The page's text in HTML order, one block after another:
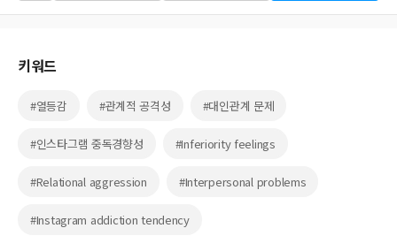
찾기
키워드
#열등감 #관계적 공격성 #대인관계 문제
#인스타그램 중독경향성 #Inferiority feelings
#Relational aggression #Interpersonal problems
#Instagram addiction tendency